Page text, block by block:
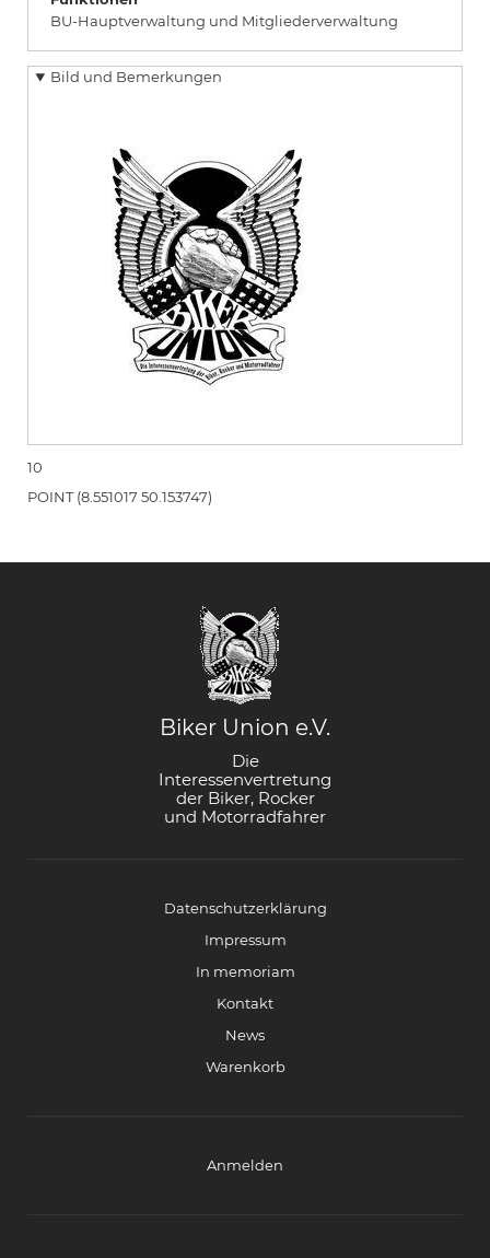
BU-Hauptverwaltung und Mitgliederverwaltung
Bild und Bemerkungen
10
POINT (8.551017 50.153747)
Biker Union e.V.
Die
Interessenvertretung
der Biker, Rocker
und Motorradfahrer
Datenschutzerklärung
Impressum
In memoriam
Kontakt
News
Warenkorb
Anmelden